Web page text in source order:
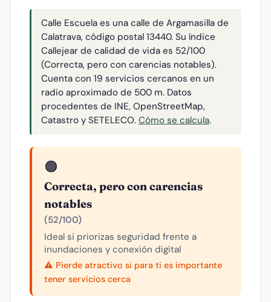
Calle Escuela es una calle de Argamasilla de
Calatrava, código postal 13440. Su índice
Callejear de calidad de vida es 52/100
(Correcta, pero con carencias notables).
Cuenta con 19 servicios cercanos en un
radio aproximado de 500 m. Datos
procedentes de INE, OpenStreetMap,
Catastro y SETELECO. Cómo se calcula.
🟠
Correcta, pero con carencias
notables
(52/100)
Ideal si priorizas seguridad frente a
inundaciones y conexión digital
⚠️ Pierde atractivo si para ti es importante
tener servicios cerca